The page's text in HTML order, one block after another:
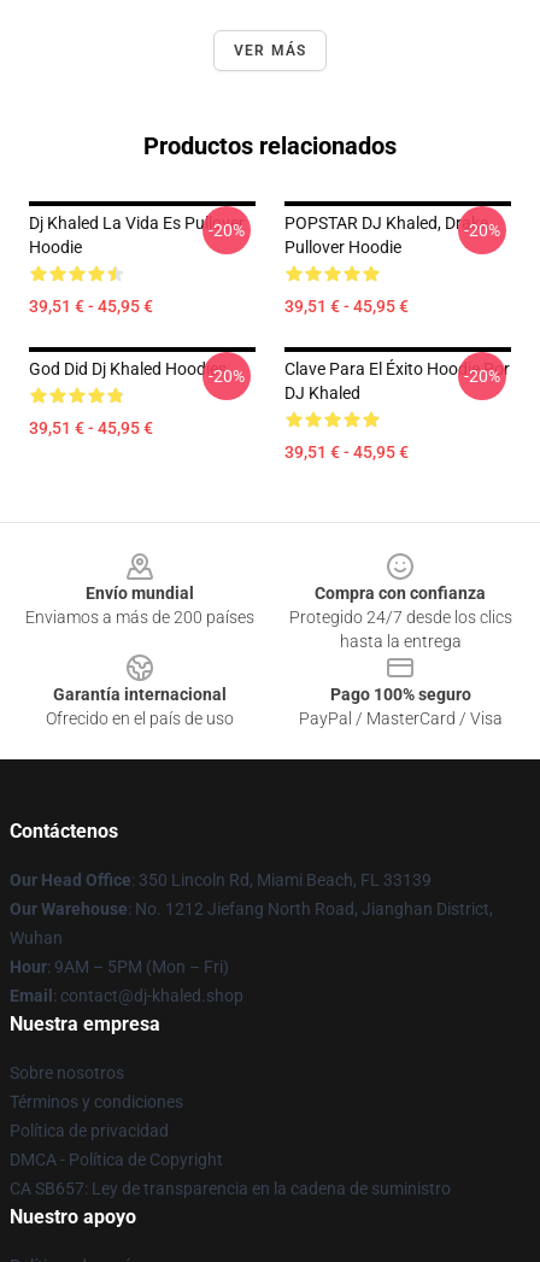
VER MÁS
Productos relacionados
Dj Khaled La Vida Es Pullover
Hoodie
39,51 € - 45,95 €
-20%
POPSTAR DJ Khaled, Drake
Pullover Hoodie
39,51 € - 45,95 €
-20%
God Did Dj Khaled Hoodies
39,51 € - 45,95 €
-20%
Clave Para El Éxito Hoodie Por
DJ Khaled
39,51 € - 45,95 €
-20%
Envío mundial
Enviamos a más de 200 países
Compra con confianza
Protegido 24/7 desde los clics
hasta la entrega
Garantía internacional
Ofrecido en el país de uso
Pago 100% seguro
PayPal / MasterCard / Visa
Contáctenos
Our Head Office: 350 Lincoln Rd, Miami Beach, FL 33139
Our Warehouse: No. 1212 Jiefang North Road, Jianghan District,
Wuhan
Hour: 9AM – 5PM (Mon – Fri)
Email : contact@dj-khaled.shop
Nuestra empresa
Sobre nosotros
Términos y condiciones
Política de privacidad
DMCA - Política de Copyright
CA SB657: Ley de transparencia en la cadena de suministro
Nuestro apoyo